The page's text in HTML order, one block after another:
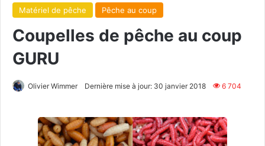
Matériel de pêche Pêche au coup
Coupelles de pêche au coup
GURU
Olivier Wimmer Dernière mise à jour: 30 janvier 2018 6 704